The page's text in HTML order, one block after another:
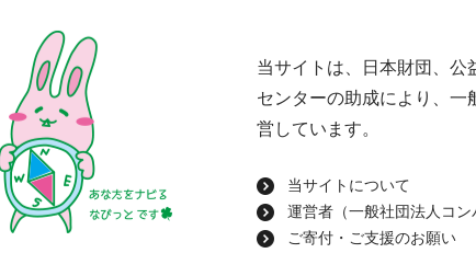
当サイトは、日本財団、公
センターの助成により、一
営しています。
当サイトについて
運営者（一般社団法人コ
ご寄付・ご支援のお願い